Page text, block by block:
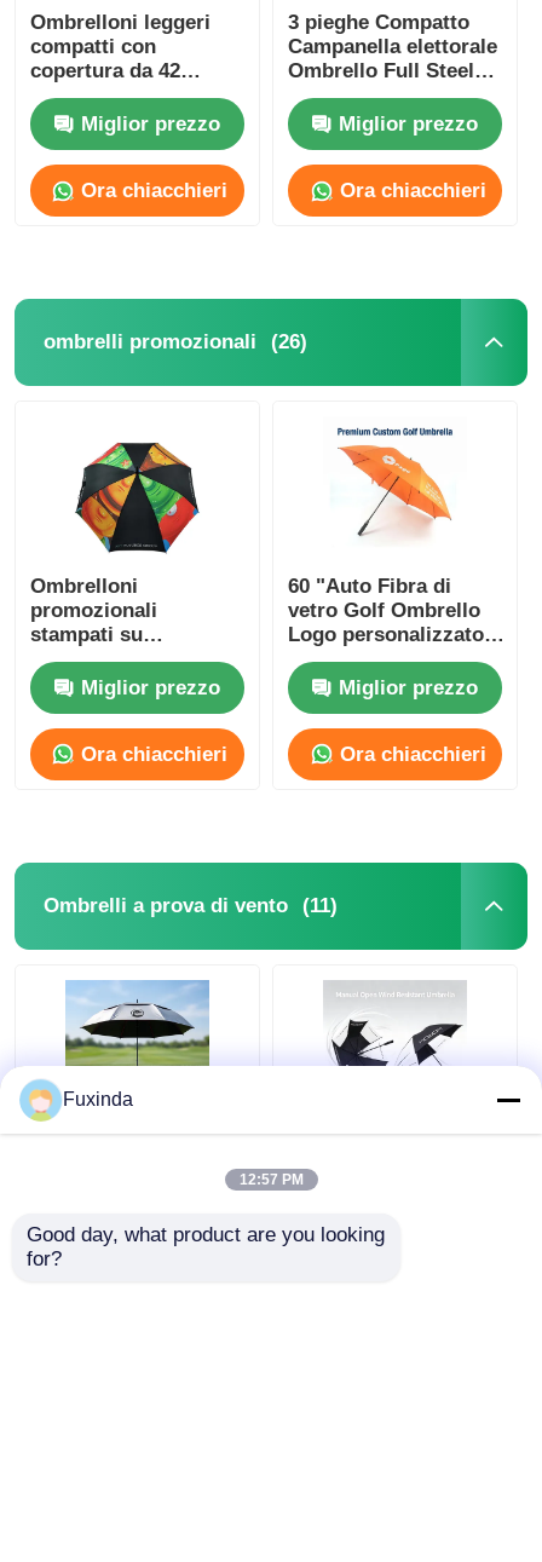
Ombrelloni leggeri
compatti con
copertura da 42
pollici in tessuto
Pongee 210T
Miglior prezzo
Ora chiacchieri
3 pieghe Compatto
Campanella elettorale
Ombrello Full Steel
Frame Poliestere
impermeabile
Miglior prezzo
Ora chiacchieri
ombrelli promozionali (26)
Ombrelloni
promozionali
stampati su
sublimazione su
misura Ombrello con
apertura automatica
Miglior prezzo
Ora chiacchieri
60 "Auto Fibra di
vetro Golf Ombrello
Logo personalizzato
per Nigeria Business
Gifts Miglior prezzo
Ora chiacchieri
Ombrelli a prova di vento (11)
golf Ombrello a prova
Miglior prezzo
Resistant 60 pollici
Grande ombrello
Miglior prezzo
Fuxinda
12:57 PM
Good day, what product are you looking
for?